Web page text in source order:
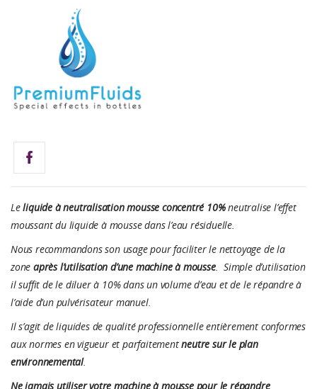
Leliquide à neutralisation mousse concentré 10% neutralise l’effet
moussant du liquide à mousse dans l’eau résiduelle.
Nous recommandons son usage pour faciliter le nettoyage de la
zone après l’utilisation d’une machine à mousse. Simple d’utilisation
il suffit de le diluer à 10% dans un volume d’eau et de le répandre à
l’aide d’un pulvérisateur manuel.
Il s’agit de liquides de qualité professionnelle entièrement conformes
aux normes en vigueur et parfaitementneutre sur le plan
environnemental.
Ne jamais utiliser votre machine à mousse pour le répandre.